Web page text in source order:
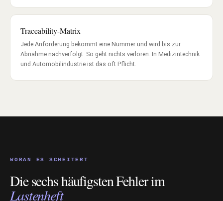
Traceability-Matrix
Jede Anforderung bekommt eine Nummer und wird bis zur
Abnahme nachverfolgt. So geht nichts verloren. In Medizintechnik
und Automobilindustrie ist das oft Pflicht.
WORAN ES SCHEITERT
Die sechs häufigsten Fehler im
Lastenheft